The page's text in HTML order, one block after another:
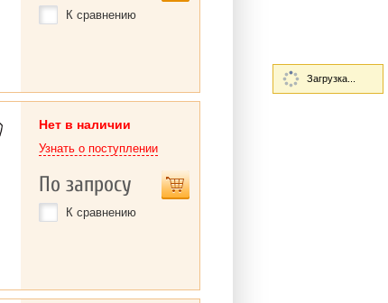
К сравнению
Нет в наличии
Узнать о поступлении
По запросу
К сравнению
Загрузка...